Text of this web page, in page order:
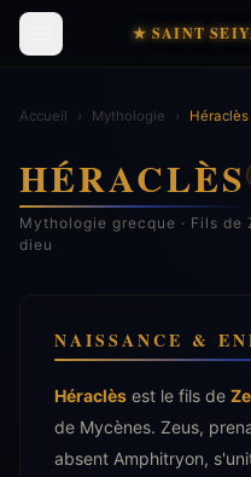
★ SAINT
Accueil › Mythologie › Héraclès
HÉRACLÈS
Mythologie grecque · Fils de
dieu
NAISSANCE &
Héraclès est le fils de
de Mycènes. Zeus,
absent Amphitryon,